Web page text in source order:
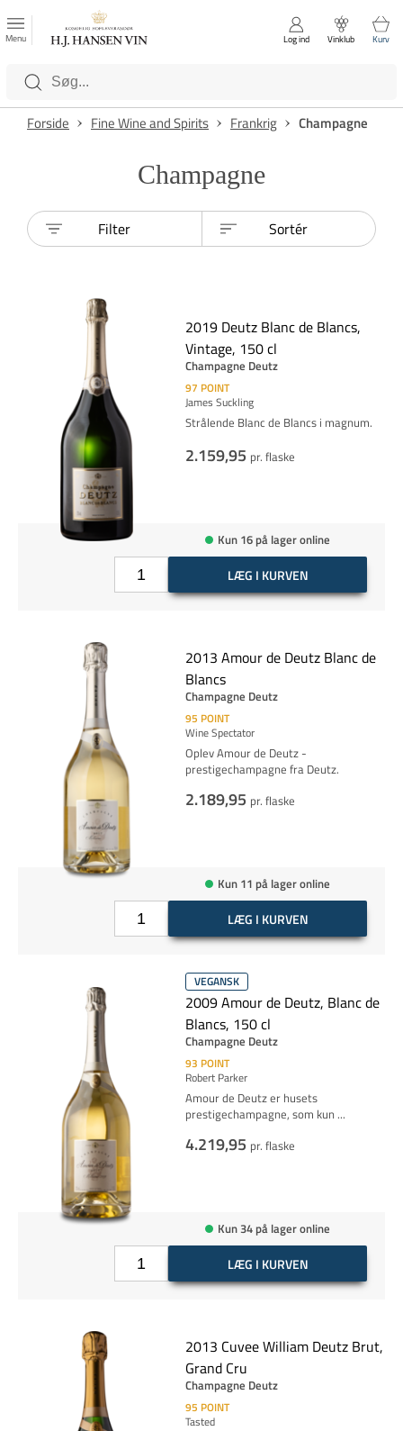
Luk
Kategorier
Menu Log ind Vinklub Kurv
Forside Fine Wine and Spirits Frankrig Champagne
Champagne
Filter Sortér
2019 Deutz Blanc de Blancs,
Vintage, 150 cl
Champagne Deutz
97 POINT
James Suckling
Strålende Blanc de Blancs i magnum.
2.159,95 pr. flaske
Kun 16 på lager online
LÆG I KURVEN
2013 Amour de Deutz Blanc de
Blancs
Champagne Deutz
95 POINT
Wine Spectator
Oplev Amour de Deutz -
prestigechampagne fra Deutz.
2.189,95 pr. flaske
Kun 11 på lager online
LÆG I KURVEN
VEGANSK
2009 Amour de Deutz, Blanc de
Blancs, 150 cl
Champagne Deutz
93 POINT
Robert Parker
Amour de Deutz er husets
prestigechampagne, som kun ...
4.219,95 pr. flaske
Kun 34 på lager online
LÆG I KURVEN
2013 Cuvee William Deutz Brut,
Grand Cru
Champagne Deutz
95 POINT
Tasted